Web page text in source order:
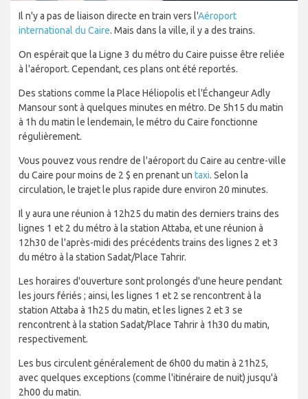
Il n'y a pas de liaison directe en train vers l'Aéroport
international du Caire. Mais dans la ville, il y a des trains.
On espérait que la Ligne 3 du métro du Caire puisse être reliée
à l'aéroport. Cependant, ces plans ont été reportés.
Des stations comme la Place Héliopolis et l'Échangeur Adly
Mansour sont à quelques minutes en métro. De 5h15 du matin
à 1h du matin le lendemain, le métro du Caire fonctionne
régulièrement.
Vous pouvez vous rendre de l'aéroport du Caire au centre-ville
du Caire pour moins de 2 $ en prenant un taxi. Selon la
circulation, le trajet le plus rapide dure environ 20 minutes.
Il y aura une réunion à 12h25 du matin des derniers trains des
lignes 1 et 2 du métro à la station Attaba, et une réunion à
12h30 de l'après-midi des précédents trains des lignes 2 et 3
du métro à la station Sadat/Place Tahrir.
Les horaires d'ouverture sont prolongés d'une heure pendant
les jours fériés ; ainsi, les lignes 1 et 2 se rencontrent à la
station Attaba à 1h25 du matin, et les lignes 2 et 3 se
rencontrent à la station Sadat/Place Tahrir à 1h30 du matin,
respectivement.
Les bus circulent généralement de 6h00 du matin à 21h25,
avec quelques exceptions (comme l'itinéraire de nuit) jusqu'à
2h00 du matin.